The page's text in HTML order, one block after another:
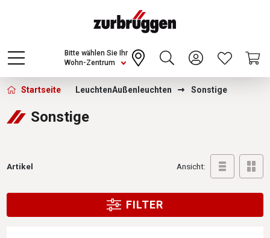
Choose a different country or region to see
content for your location and shop online
CONTINUE
Wohn-Zentrum
Bitte wählen Sie Ihr
Zurbrüggen - Sonstige
Startseite LeuchtenAußenleuchten Sonstige
Sonstige
Artikel Ansicht:
FILTER